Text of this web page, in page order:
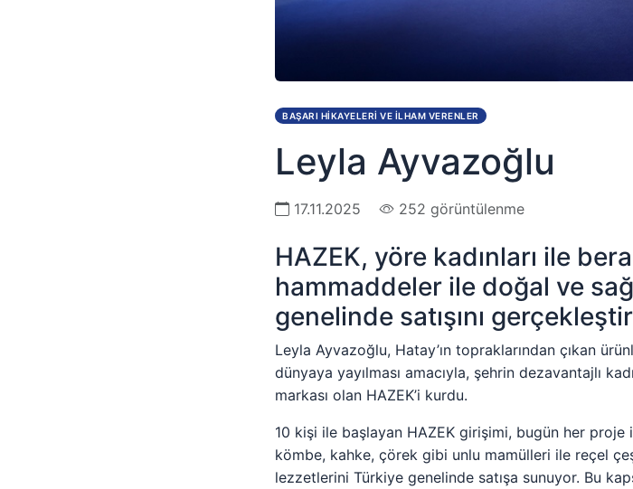
BAŞARI HIKAYELERI VE İLHAM VERENLER
Leyla Ayvazoğlu
17.11.2025 252 görüntülenme
HAZEK, yöre kadınları ile
hammaddeler ile doğal ve
genelinde satışını
Leyla Ayvazoğlu, Hatay’ın topraklarından çıkan
dünyaya yayılması amacıyla, şehrin dezavantajlı
markası olan HAZEK’i kurdu.
10 kişi ile başlayan HAZEK girişimi, bugün her
kömbe, kahke, çörek gibi unlu mamülleri ile reçel
lezzetlerini Türkiye genelinde satışa sunuyor. Bu